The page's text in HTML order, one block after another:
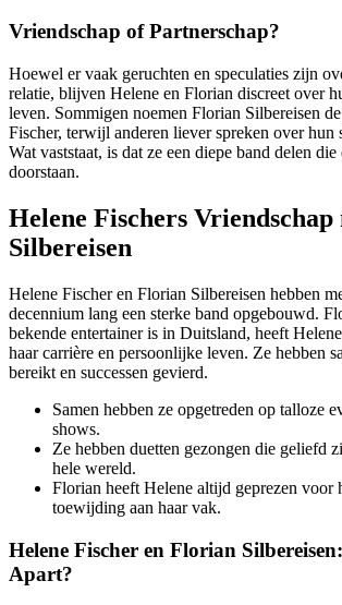
Vriendschap of Partnerschap?
Hoewel er vaak geruchten en speculaties zijn
relatie, blijven Helene en Florian discreet over
leven. Sommigen noemen Florian Silbereisen
Fischer, terwijl anderen liever spreken over hun
Wat vaststaat, is dat ze een diepe band delen
doorstaan.
Helene Fischers
Silbereisen
Helene Fischer en Florian Silbereisen hebben
decennium lang een sterke band opgebouwd.
bekende entertainer is in Duitsland, heeft
haar carrière en persoonlijke leven. Ze hebben
bereikt en successen gevierd.
Samen hebben ze opgetreden op talloze
shows.
Ze hebben duetten gezongen die geliefd
hele wereld.
Florian heeft Helene altijd geprezen voor
toewijding aan haar vak.
Helene Fischer en Florian
Apart?